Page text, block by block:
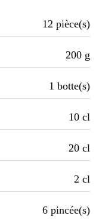
12 pièce(s)
200 g
1 botte(s)
10 cl
20 cl
2 cl
6 pincée(s)